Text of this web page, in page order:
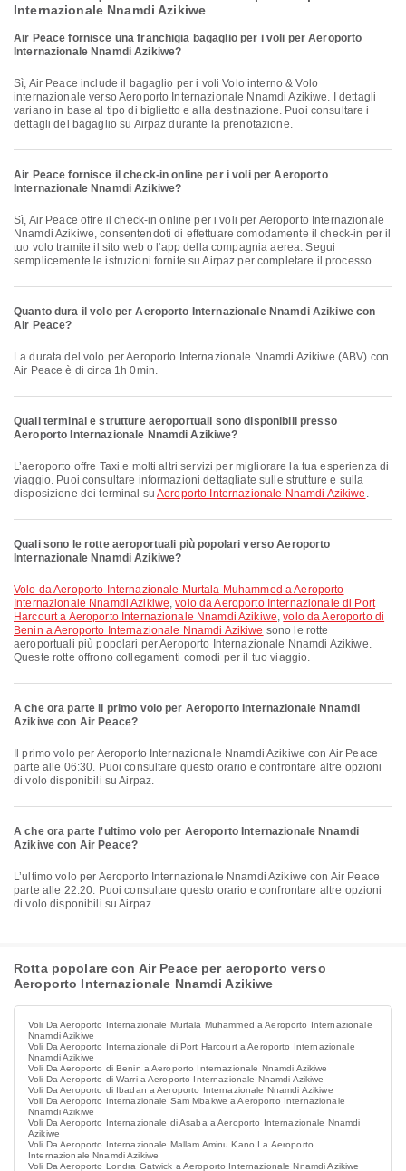
Internazionale Nnamdi Azikiwe
Air Peace fornisce una franchigia bagaglio per i voli per Aeroporto
Internazionale Nnamdi Azikiwe?
Sì, Air Peace include il bagaglio per i voli Volo interno & Volo
internazionale verso Aeroporto Internazionale Nnamdi Azikiwe. I dettagli
variano in base al tipo di biglietto e alla destinazione. Puoi consultare i
dettagli del bagaglio su Airpaz durante la prenotazione.
Air Peace fornisce il check-in online per i voli per Aeroporto
Internazionale Nnamdi Azikiwe?
Sì, Air Peace offre il check-in online per i voli per Aeroporto Internazionale
Nnamdi Azikiwe, consentendoti di effettuare comodamente il check-in per il
tuo volo tramite il sito web o l'app della compagnia aerea. Segui
semplicemente le istruzioni fornite su Airpaz per completare il processo.
Quanto dura il volo per Aeroporto Internazionale Nnamdi Azikiwe con
Air Peace?
La durata del volo per Aeroporto Internazionale Nnamdi Azikiwe (ABV) con
Air Peace è di circa 1h 0min.
Quali terminal e strutture aeroportuali sono disponibili presso
Aeroporto Internazionale Nnamdi Azikiwe?
L’aeroporto offre Taxi e molti altri servizi per migliorare la tua esperienza di
viaggio. Puoi consultare informazioni dettagliate sulle strutture e sulla
disposizione dei terminal suAeroporto Internazionale Nnamdi Azikiwe .
Quali sono le rotte aeroportuali più popolari verso Aeroporto
Internazionale Nnamdi Azikiwe?
volo da Aeroporto Internazionale Murtala Muhammed a Aeroporto
Internazionale Nnamdi Azikiwe,volo da Aeroporto Internazionale di Port
Harcourt a Aeroporto Internazionale Nnamdi Azikiwe,volo da Aeroporto di
Benin a Aeroporto Internazionale Nnamdi Azikiwe sono le rotte
aeroportuali più popolari per Aeroporto Internazionale Nnamdi Azikiwe.
Queste rotte offrono collegamenti comodi per il tuo viaggio.
A che ora parte il primo volo per Aeroporto Internazionale Nnamdi
Azikiwe con Air Peace?
parte alle 06:30. Puoi consultare questo orario e confrontare altre opzioni
di volo disponibili su Airpaz.
A che ora parte l'ultimo volo per Aeroporto Internazionale Nnamdi
Azikiwe con Air Peace?
L’ultimo volo per Aeroporto Internazionale Nnamdi Azikiwe con Air Peace
parte alle 22:20. Puoi consultare questo orario e confrontare altre opzioni
di volo disponibili su Airpaz.
Rotta popolare con Air Peace per aeroporto verso
Aeroporto Internazionale Nnamdi Azikiwe
Voli Da Aeroporto Internazionale Murtala Muhammed a Aeroporto Internazionale
Nnamdi Azikiwe
Voli Da Aeroporto Internazionale di Port Harcourt a Aeroporto Internazionale
Nnamdi Azikiwe
Voli Da Aeroporto di Benin a Aeroporto Internazionale Nnamdi Azikiwe
Voli Da Aeroporto di Warri a Aeroporto Internazionale Nnamdi Azikiwe
Voli Da Aeroporto di Ibadan a Aeroporto Internazionale Nnamdi Azikiwe
Voli Da Aeroporto Internazionale Sam Mbakwe a Aeroporto Internazionale
Nnamdi Azikiwe
Voli Da Aeroporto Internazionale di Asaba a Aeroporto Internazionale Nnamdi
Azikiwe
Voli Da Aeroporto Internazionale Mallam Aminu Kano I a Aeroporto
Internazionale Nnamdi Azikiwe
Voli Da Aeroporto Londra Gatwick a Aeroporto Internazionale Nnamdi Azikiwe